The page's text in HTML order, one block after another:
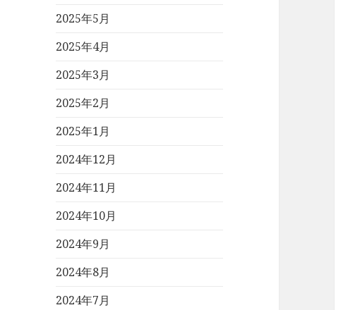
2025年5月
2025年4月
2025年3月
2025年2月
2025年1月
2024年12月
2024年11月
2024年10月
2024年9月
2024年8月
2024年7月